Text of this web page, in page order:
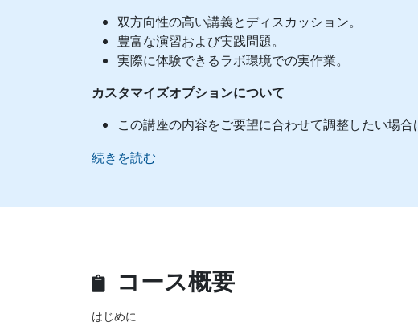
双方向性の高い講義とディスカッション。
豊富な演習および実践問題。
実際に体験できるラボ環境での実作業。
カスタマイズオプションについて
この講座の内容をご要望に合わせて調整したい場合
続きを読む
コース概要
はじめに